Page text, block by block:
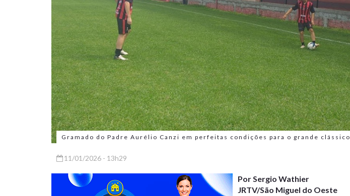
Gramado do Padre Aurélio Canzi em perfeitas condições para o grande clássico
11/01/2026 - 13h29
Por Sergio Wathier
JRTV/São Miguel do Oeste